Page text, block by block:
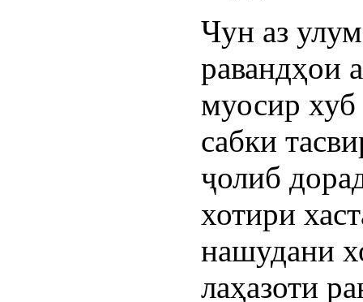
Чун аз
равандҳои
муосир хуб
сабки
ҷолиб
хотири
нашудани
лаҳазоти